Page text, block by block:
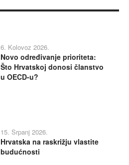
6. Kolovoz 2026.
Novo određivanje prioriteta:
Što Hrvatskoj donosi članstvo
u OECD-u?
15. Srpanj 2026.
Hrvatska na raskrižju vlastite
budućnosti